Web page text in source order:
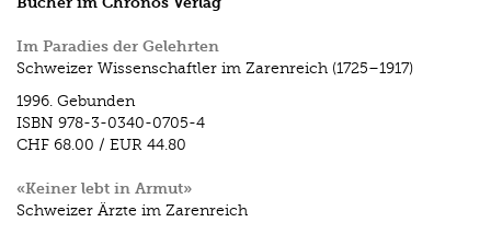
Im Paradies der Gelehrten
Schweizer Wissenschaftler im Zarenreich (1725–1917)
1996. Gebunden
ISBN 978-3-0340-0705-4
CHF 68.00 / EUR 44.80
«Keiner lebt in Armut»
Schweizer Ärzte im Zarenreich